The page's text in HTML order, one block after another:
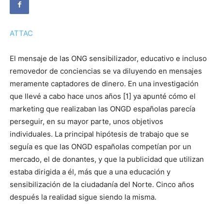
ATTAC
El mensaje de las ONG sensibilizador, educativo e incluso
removedor de conciencias se va diluyendo en mensajes
meramente captadores de dinero. En una investigación
que llevé a cabo hace unos años [1] ya apunté cómo el
marketing que realizaban las ONGD españolas parecía
perseguir, en su mayor parte, unos objetivos
individuales. La principal hipótesis de trabajo que se
seguía es que las ONGD españolas competían por un
mercado, el de donantes, y que la publicidad que utilizan
estaba dirigida a él, más que a una educación y
sensibilización de la ciudadanía del Norte. Cinco años
después la realidad sigue siendo la misma.